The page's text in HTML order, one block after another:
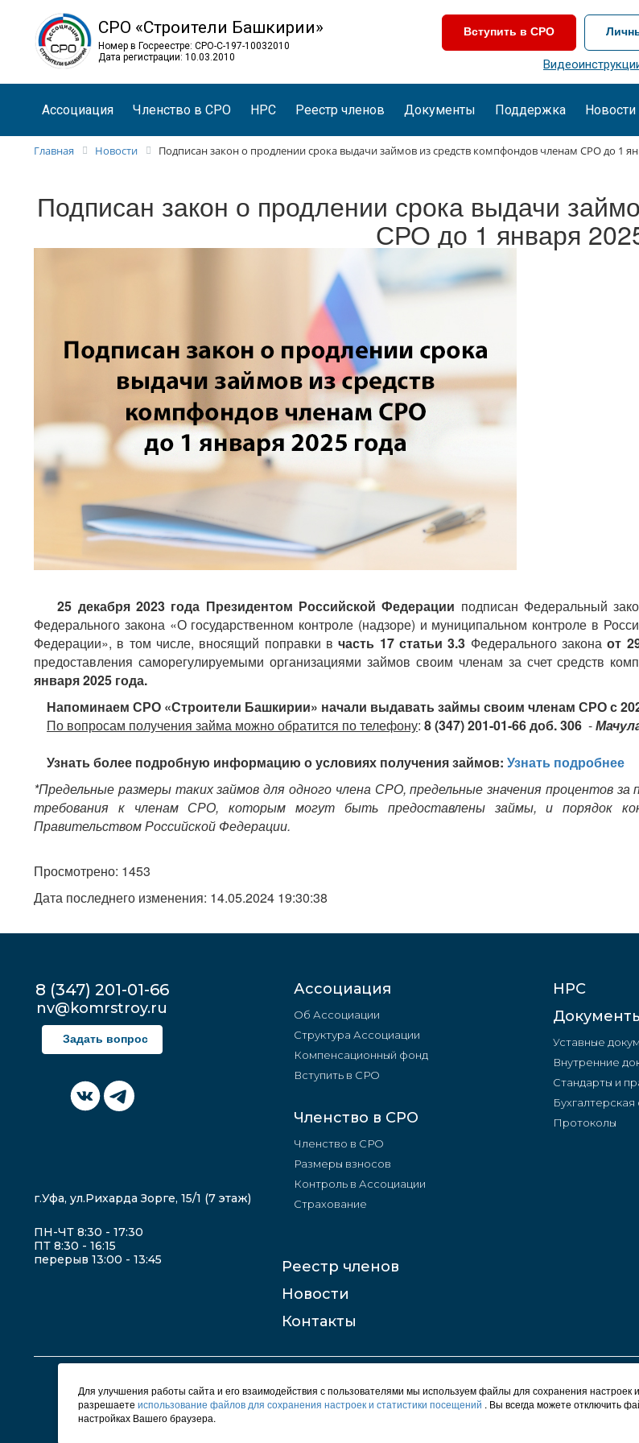
СРО «Строители Башкирии»
Номер в Госреестре: СРО-С-197-10032010
Дата регистрации: 10.03.2010
Вступить в СРО
Ассоциация Членство в СРО НРС Реестр членов Документы Поддержка Новости
Главная Новости Подписан закон о продлении срока выдачи займов из средств компфондов членам СРО до 1
Подписан закон о продлении срока выдачи
СРО до 1 января
25 декабря 2023 года Президентом Российской Федерации подписан Федеральный
Федерального закона «О государственном контроле (надзоре) и муниципальном контроле в
Федерации», в том числе, вносящий поправки вчасть 17 статьи 3.3 Федерального законаот
предоставления саморегулируемыми организациями займов своим членам за счет средств
января 2025 года.
Напоминаем СРО «Строители Башкирии» начали выдавать займы своим членам СРО с
По вопросам получения займа можно обратится по телефону: 8 (347) 201-01-66 доб. 306 -
Узнать более подробную информацию о условиях получения займов: Узнать подробнее
*Предельные размеры таких займов для одного члена СРО, предельные значения процентов за
требования к членам СРО, которым могут быть предоставлены займы, и порядок
Правительством Российской Федерации.
Просмотрено: 1453
Дата последнего изменения: 14.05.2024 19:30:38
8 (347) 201-01-66
nv@komrstroy.ru
Задать вопрос
г.Уфа, ул.Рихарда Зорге, 15/1 (7 этаж)
ПН-ЧТ 8:30 - 17:30
ПТ 8:30 - 16:15
перерыв 13:00 - 13:45
Ассоциация
Об Ассоциации
Структура Ассоциации
Компенсационный фонд
Вступить в СРО
Членство в СРО
Членство в СРО
Размеры взносов
Контроль в Ассоциации
Страхование
НРС
Уставные
Внутренние
Стандарты и
Бухгалтерская
Протоколы
Реестр членов
Новости
Контакты
Карта сайта
Для улучшения работы сайта и его взаимодействия с пользователями мы используем файлы для сохранения
разрешаете использование файлов для сохранения настроек и статистики посещений . Вы всегда можете отключить
настройках Вашего браузера.